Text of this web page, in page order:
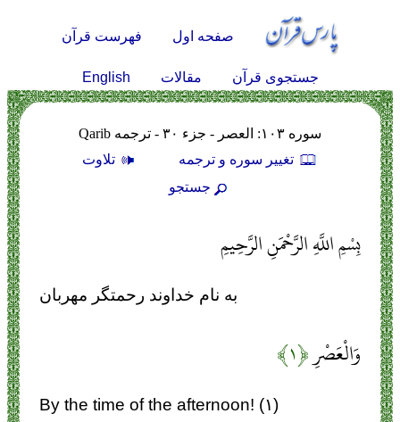
صفحه اول فهرست قرآن
جستجوی قرآن مقالات English
سوره ۱۰۳: العصر - جزء ۳۰ - ترجمه Qarib
تغيير سوره و ترجمه
تلاوت
جستجو
بِسْمِ اللَّهِ الرَّحْمَنِ الرَّحِيمِ
به نام خداوند رحمتگر مهربان
وَالْعَصْرِ﴿۱﴾
By the time of the afternoon! (۱)